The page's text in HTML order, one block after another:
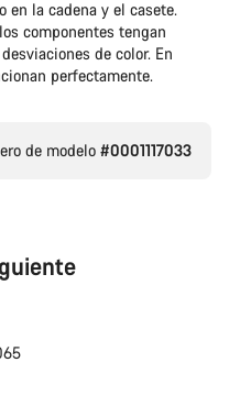
en la cadena y el casete.
componentes tengan
de color. En
perfectamente.
de modelo #0001117033